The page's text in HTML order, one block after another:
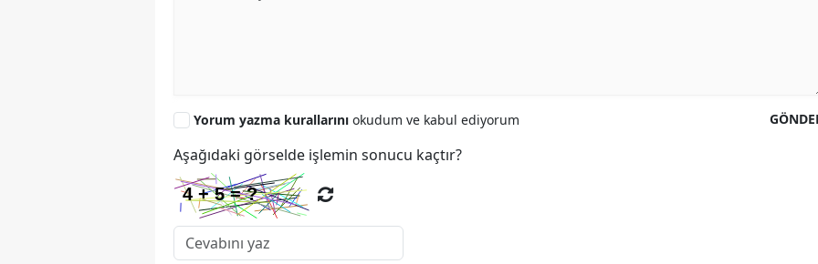
Yorum yazma kurallarını okudum ve kabul ediyorum
Aşağıdaki görselde işlemin sonucu kaçtır?